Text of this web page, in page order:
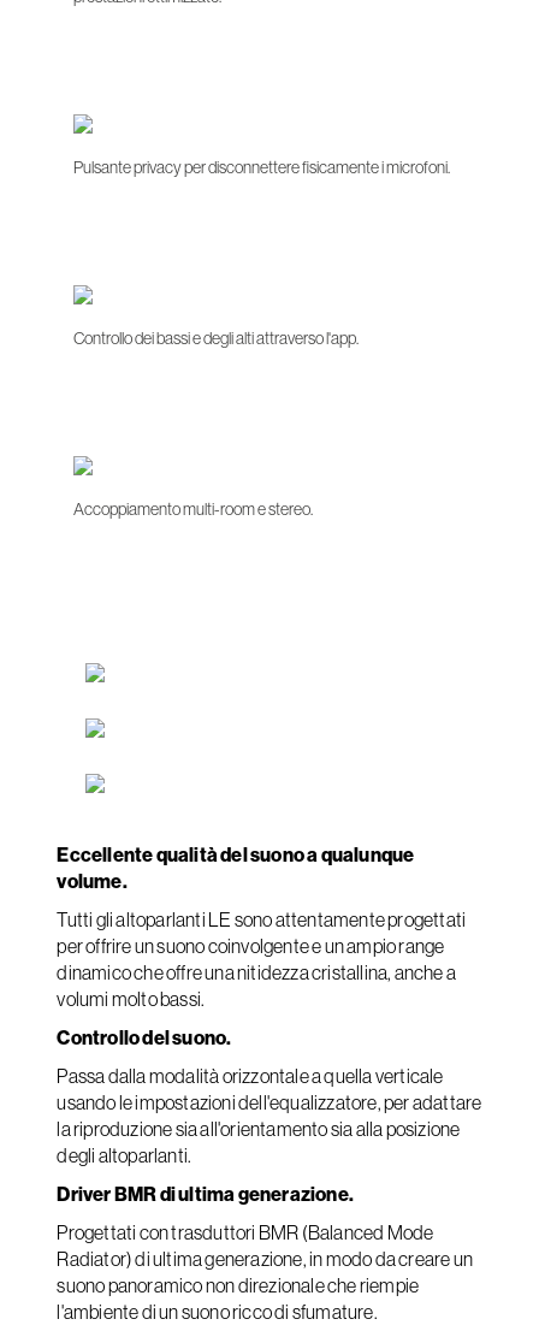
Pulsante privacy per disconnettere fisicamente i microfoni.
Controllo dei bassi e degli alti attraverso l'app.
Accoppiamento multi-room e stereo.
Eccellente qualità del suono a qualunque
volume.
Tutti gli altoparlanti LE sono attentamente progettati
per offrire un suono coinvolgente e un ampio range
dinamico che offre una nitidezza cristallina, anche a
volumi molto bassi.
Controllo del suono.
Passa dalla modalità orizzontale a quella verticale
usando le impostazioni dell'equalizzatore, per adattare
la riproduzione sia all'orientamento sia alla posizione
degli altoparlanti.
Driver BMR di ultima generazione.
Progettati con trasduttori BMR (Balanced Mode
Radiator) di ultima generazione, in modo da creare un
suono panoramico non direzionale che riempie
l'ambiente di un suono ricco di sfumature.